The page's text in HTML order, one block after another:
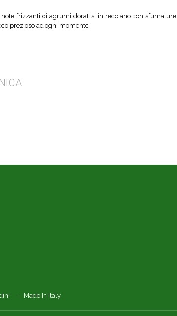
frizzanti di agrumi dorati si intrecciano con
prezioso ad ogni momento.
Made In Italy